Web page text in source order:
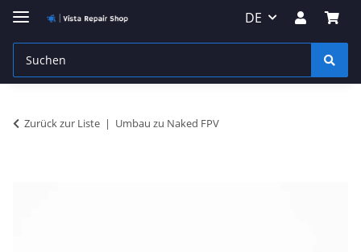
DE
Zurück zur Liste Umbau zu Naked FPV